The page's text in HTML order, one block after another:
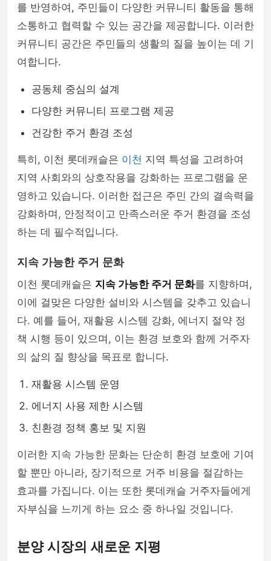
를 반영하여, 주민들이 다양한 커뮤니티 활동을 통해
소통하고 협력할 수 있는 공간을 제공합니다. 이러한
커뮤니티 공간은 주민들의 생활의 질을 높이는 데 기
여합니다.
공동체 중심의 설계
다양한 커뮤니티 프로그램 제공
건강한 주거 환경 조성
특히, 이천 롯데캐슬은 이천 지역 특성을 고려하여
지역 사회와의 상호작용을 강화하는 프로그램을 운
영하고 있습니다. 이러한 접근은 주민 간의 결속력을
강화하며, 안정적이고 만족스러운 주거 환경을 조성
하는 데 필수적입니다.
지속 가능한 주거 문화
이천 롯데캐슬은 지속 가능한 주거 문화를 지향하며,
이에 걸맞은 다양한 설비와 시스템을 갖추고 있습니
다. 예를 들어, 재활용 시스템 강화, 에너지 절약 정
책 시행 등이 있으며, 이는 환경 보호와 함께 거주자
의 삶의 질 향상을 목표로 합니다.
재활용 시스템 운영
에너지 사용 제한 시스템
친환경 정책 홍보 및 지원
이러한 지속 가능한 문화는 단순히 환경 보호에 기여
할 뿐만 아니라, 장기적으로 거주 비용을 절감하는
효과를 가집니다. 이는 또한 롯데캐슬 거주자들에게
자부심을 느끼게 하는 요소 중 하나일 것입니다.
분양 시장의 새로운 지평